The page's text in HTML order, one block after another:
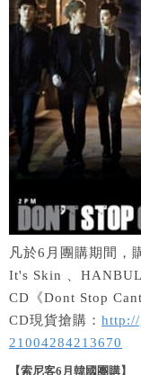
凡於6月團購期間，
It's Skin 、
CD《Dont Stop Cant
CD現貨搶購： http://
21004284213670
【索尼客6月韓國團購】